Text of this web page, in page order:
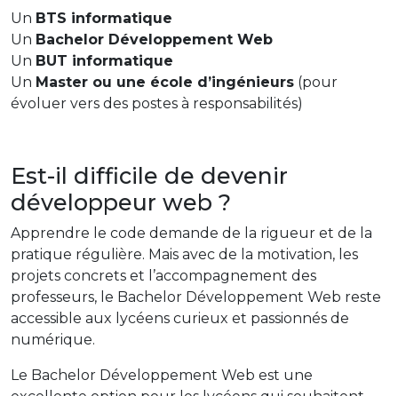
Un BTS informatique
Un Bachelor Développement Web
Un BUT informatique
Un Master ou une école d’ingénieurs (pour
évoluer vers des postes à responsabilités)
Est-il difficile de devenir
développeur web ?
Apprendre le code demande de la rigueur et de la
pratique régulière. Mais avec de la motivation, les
projets concrets et l’accompagnement des
professeurs, le Bachelor Développement Web reste
accessible aux lycéens curieux et passionnés de
numérique.
Le Bachelor Développement Web est une